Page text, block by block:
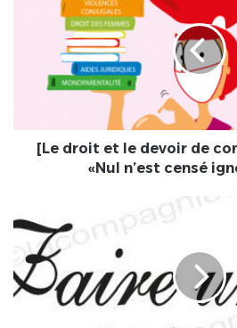
connaître
la
[Le droit et le devoir de
«Nul n’est censé
Faire
vœu,
de
la